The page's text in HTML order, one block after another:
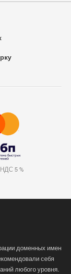
5 %
доменных имен
себя
любого уровня.